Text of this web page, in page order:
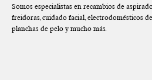
Somos especialistas en recambios de
freidoras, cuidado facial, electrodomésticos
planchas de pelo y mucho más.